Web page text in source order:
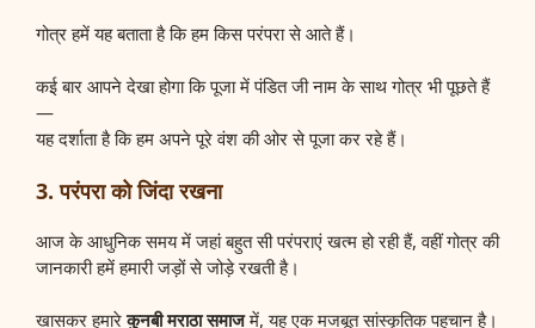
गोत्र हमें यह बताता है कि हम किस परंपरा से आते हैं।
कई बार आपने देखा होगा कि पूजा में पंडित जी नाम के साथ गोत्र भी पूछते हैं
—
यह दर्शाता है कि हम अपने पूरे वंश की ओर से पूजा कर रहे हैं।
3. परंपरा को जिंदा रखना
आज के आधुनिक समय में जहां बहुत सी परंपराएं खत्म हो रही हैं, वहीं गोत्र की
जानकारी हमें हमारी जड़ों से जोड़े रखती है।
खासकर हमारेकुनबी मराठा समाजमें, यह एक मजबूत सांस्कृतिक पहचान है।